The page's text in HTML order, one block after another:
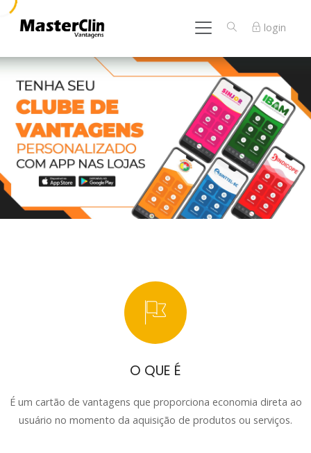
login
O QUE É
É um cartão de vantagens que proporciona economia direta ao
usuário no momento da aquisição de produtos ou serviços.